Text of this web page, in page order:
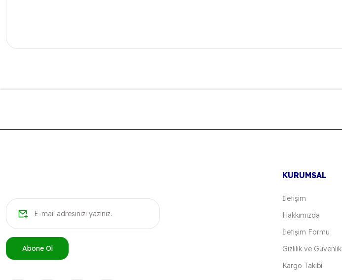
Görüş ve önerileriniz için teşekkür ederiz.
Gönder
Abone Ol
KURUMSAL
İletişim
Hakkımızda
İletişim Formu
Gizlilik ve Güvenlik
Kargo Takibi